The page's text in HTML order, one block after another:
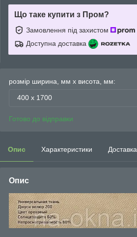
Що таке купити з Пром?
Замовлення під захистом
Доступна доставка
розмір ширина, мм х висота, мм:
400 х 1700
Готово до відправки
Опис Характеристики Доставка
Опис